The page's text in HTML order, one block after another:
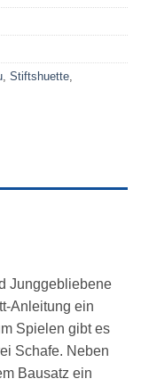
, Stiftshuette,
Junggebliebene
Anleitung ein
Spielen gibt es
Schafe. Neben
Bausatz ein